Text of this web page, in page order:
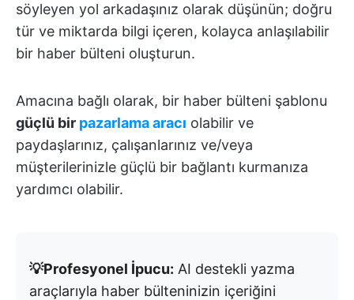
söyleyen yol arkadaşınız olarak düşünün; doğru
tür ve miktarda bilgi içeren, kolayca anlaşılabilir
bir haber bülteni oluşturun.
Amacına bağlı olarak, bir haber bülteni şablonu
güçlü bir pazarlama aracı olabilir ve
paydaşlarınız, çalışanlarınız ve/veya
müşterilerinizle güçlü bir bağlantı kurmanıza
yardımcı olabilir.
💡Profesyonel İpucu: AI destekli yazma
araçlarıyla haber bülteninizin içeriğini